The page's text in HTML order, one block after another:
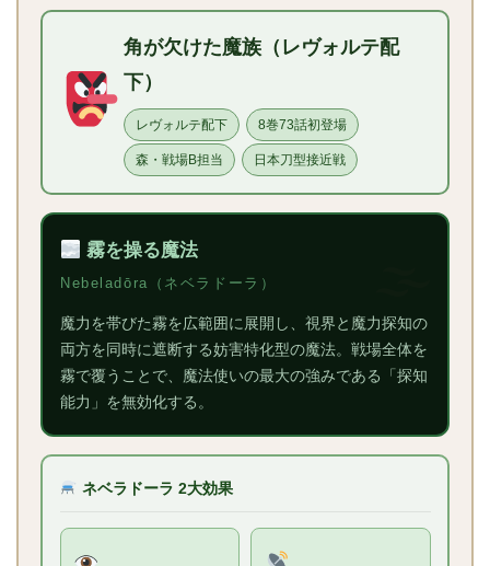
角が欠けた魔族（レヴォルテ配
下）
レヴォルテ配下 8巻73話初登場
森・戦場B担当 日本刀型接近戦
霧を操る魔法
Nebeladōra（ネベラドーラ）
魔力を帯びた霧を広範囲に展開し、視界と魔力探知の
両方を同時に遮断する妨害特化型の魔法。戦場全体を
霧で覆うことで、魔法使いの最大の強みである「探知
能力」を無効化する。
ネベラドーラ 2大効果